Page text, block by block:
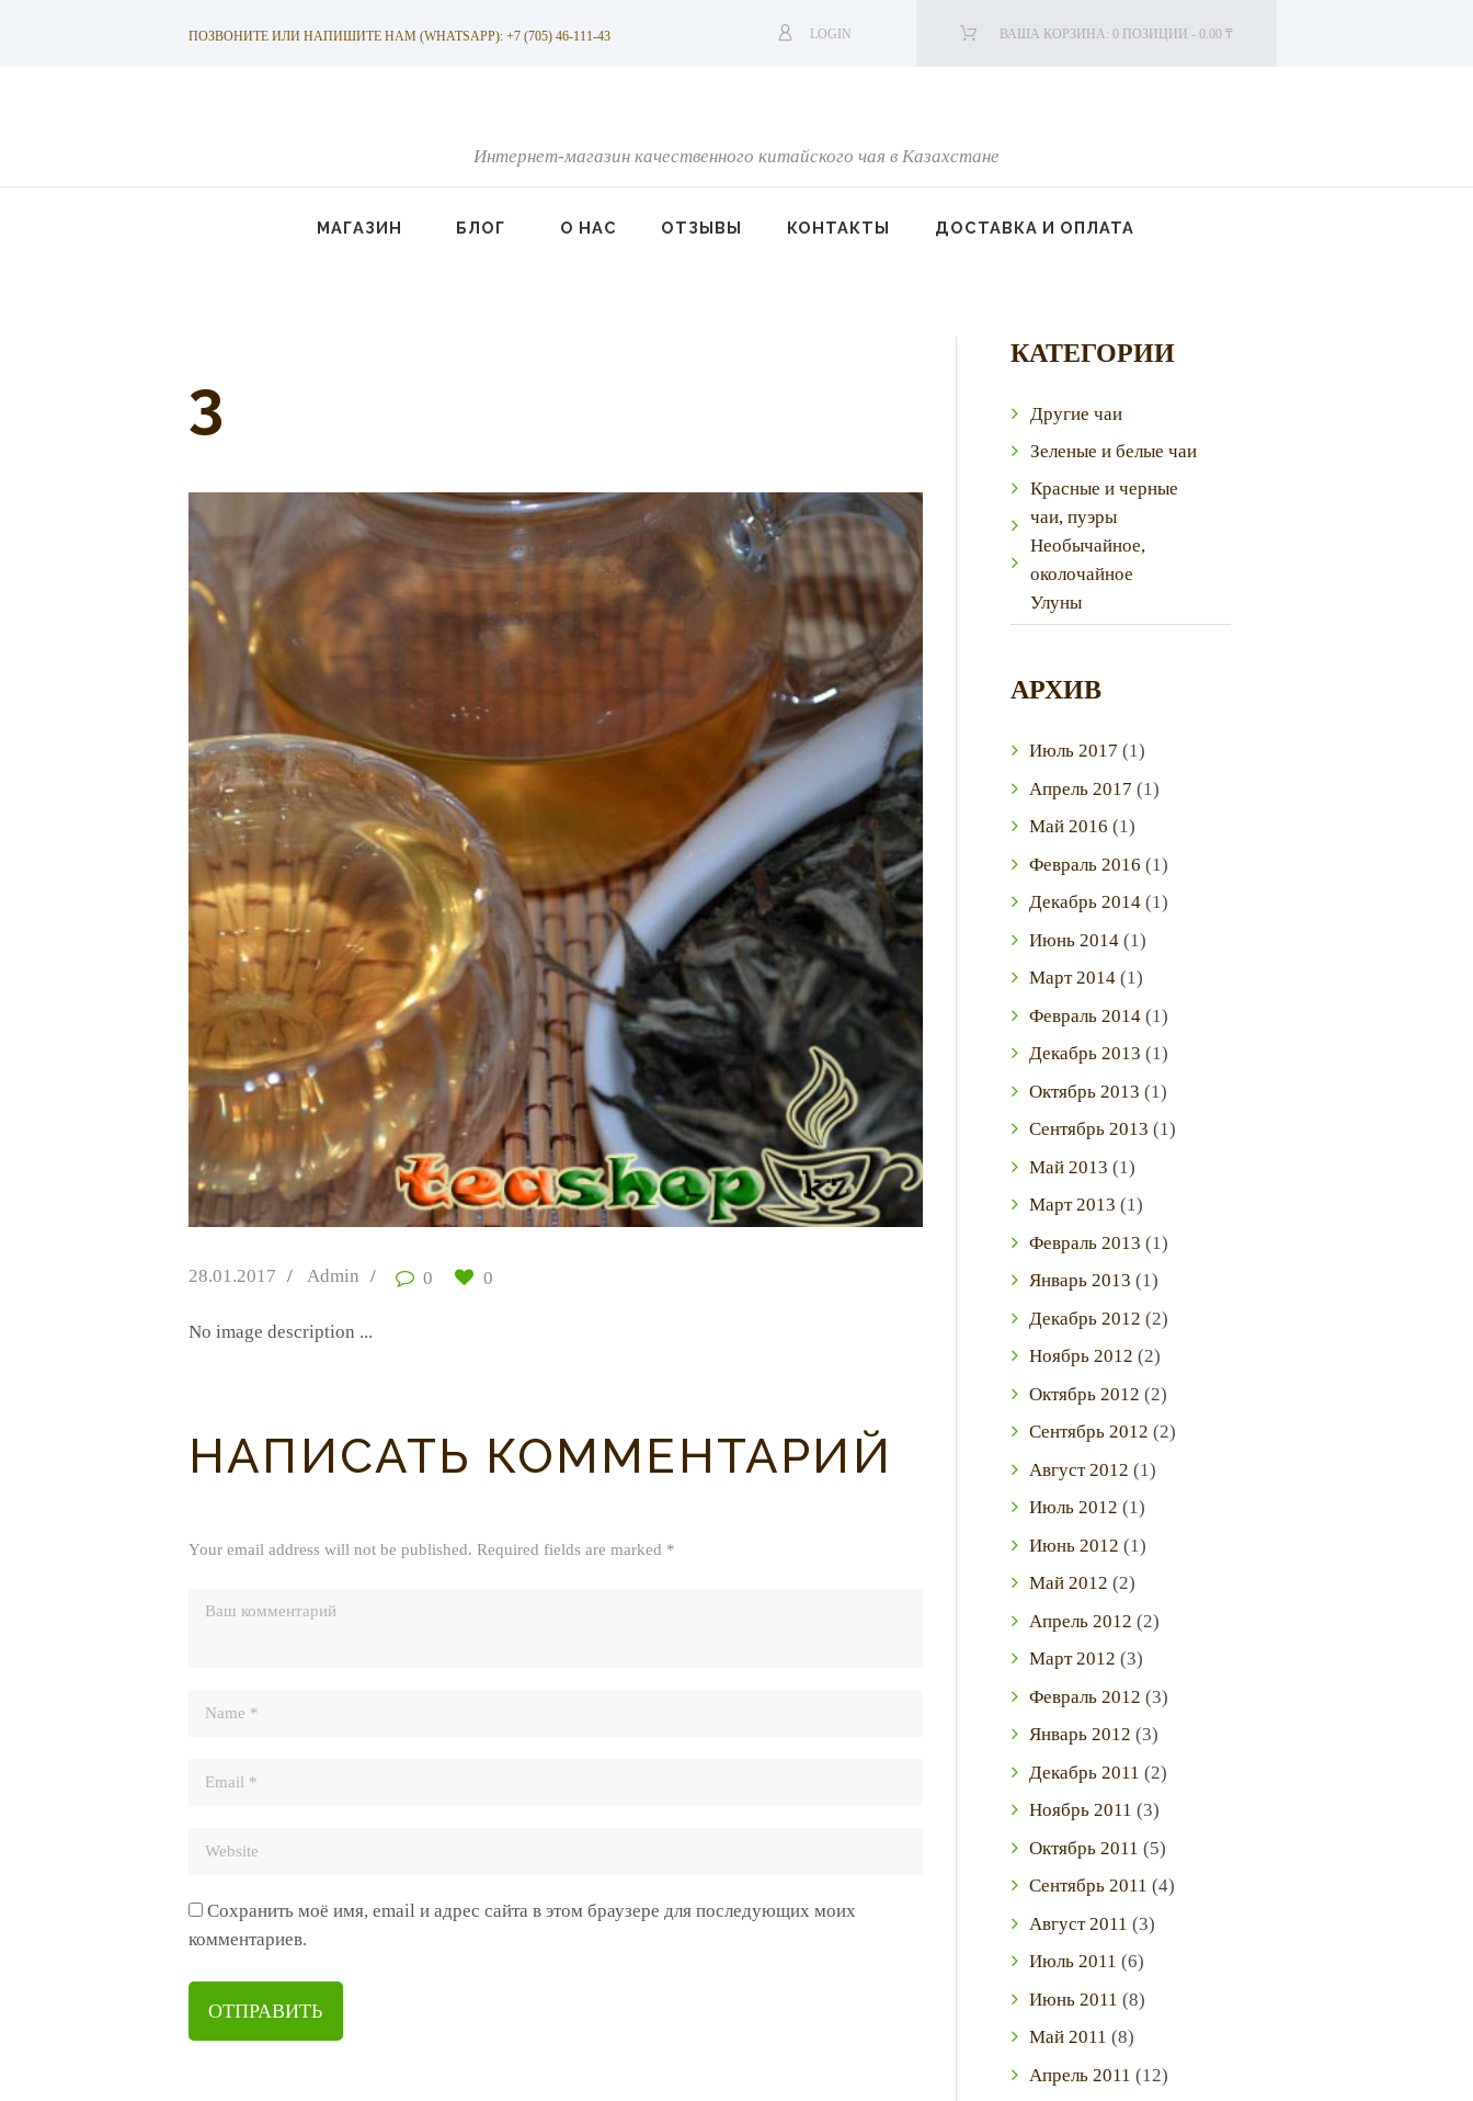
ПОЗВОНИТЕ ИЛИ НАПИШИТЕ НАМ (WHATSAPP): +7 (705) 46-111-43 LOGIN ВАША КОРЗИНА: 0 ПОЗИЦИИ - 0.00 ₸
Интернет-магазин качественного китайского чая в Казахстане
МАГАЗИН БЛОГ О НАС ОТЗЫВЫ КОНТАКТЫ ДОСТАВКА И ОПЛАТА
3
1
28.01.2017 Admin 0 0
No image description ...
НАПИСАТЬ КОММЕНТАРИЙ
Your email address will not be published. Required fields are marked *
Сохранить моё имя, email и адрес сайта в этом браузере для последующих моих
комментариев.
КАТЕГОРИИ
Другие чаи
Зеленые и белые чаи
Красные и черные
чаи, пуэры
Необычайное,
околочайное
Улуны
АРХИВ
Июль 2017 (1)
Апрель 2017 (1)
Май 2016 (1)
Февраль 2016 (1)
Декабрь 2014(1)
Июнь 2014(1)
Март2014(1)
Февраль 2014(1)
Декабрь 2013 (1)
Октябрь 2013 (1)
Сентябрь 2013 (1)
Май 2013 (1)
Март2013 (1)
Февраль 2013 (1)
Январь 2013 (1)
Декабрь 2012 (2)
Ноябрь 2012 (2)
Октябрь 2012 (2)
Сентябрь 2012 (2)
Август 2012 (1)
Июль 2012 (1)
Июнь 2012 (1)
Май 2012 (2)
Апрель 2012 (2)
Март2012 (3)
Февраль 2012 (3)
Январь 2012 (3)
Декабрь 2011 (2)
Ноябрь 2011 (3)
Октябрь 2011 (5)
Сентябрь 2011 (4)
Август 2011 (3)
Июль 2011 (6)
Июнь 2011 (8)
Май 2011 (8)
Апрель 2011 (12)